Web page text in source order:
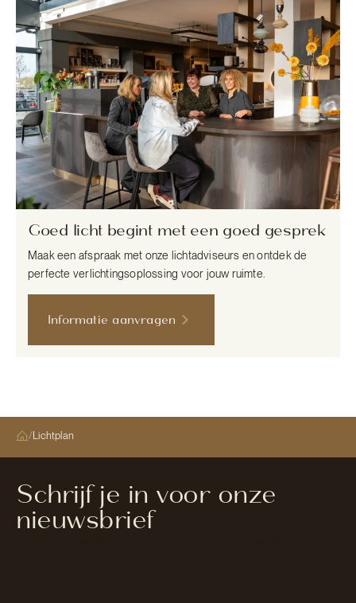
Goed licht begint met een goed gesprek
Maak een afspraak met onze lichtadviseurs en ontdek de
perfecte verlichtingsoplossing voor jouw ruimte.
Informatie aanvragen
/Lichtplan
Schrijf je in voor onze
nieuwsbrief